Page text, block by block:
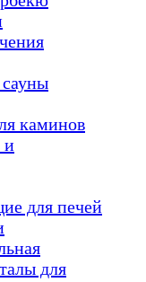
каминов
и
для печей
для